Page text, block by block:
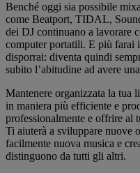
Benché oggi sia possibile
come Beatport, TIDAL,
dei DJ continuano a lavorare
computer portatili. E più farai
disporrai: diventa quindi
subito l’abitudine ad avere
Mantenere organizzata la tua
in maniera più efficiente e
professionalmente e offrire al
Ti aiuterà a sviluppare nuove
facilmente nuova musica e
distinguono da tutti gli altri.